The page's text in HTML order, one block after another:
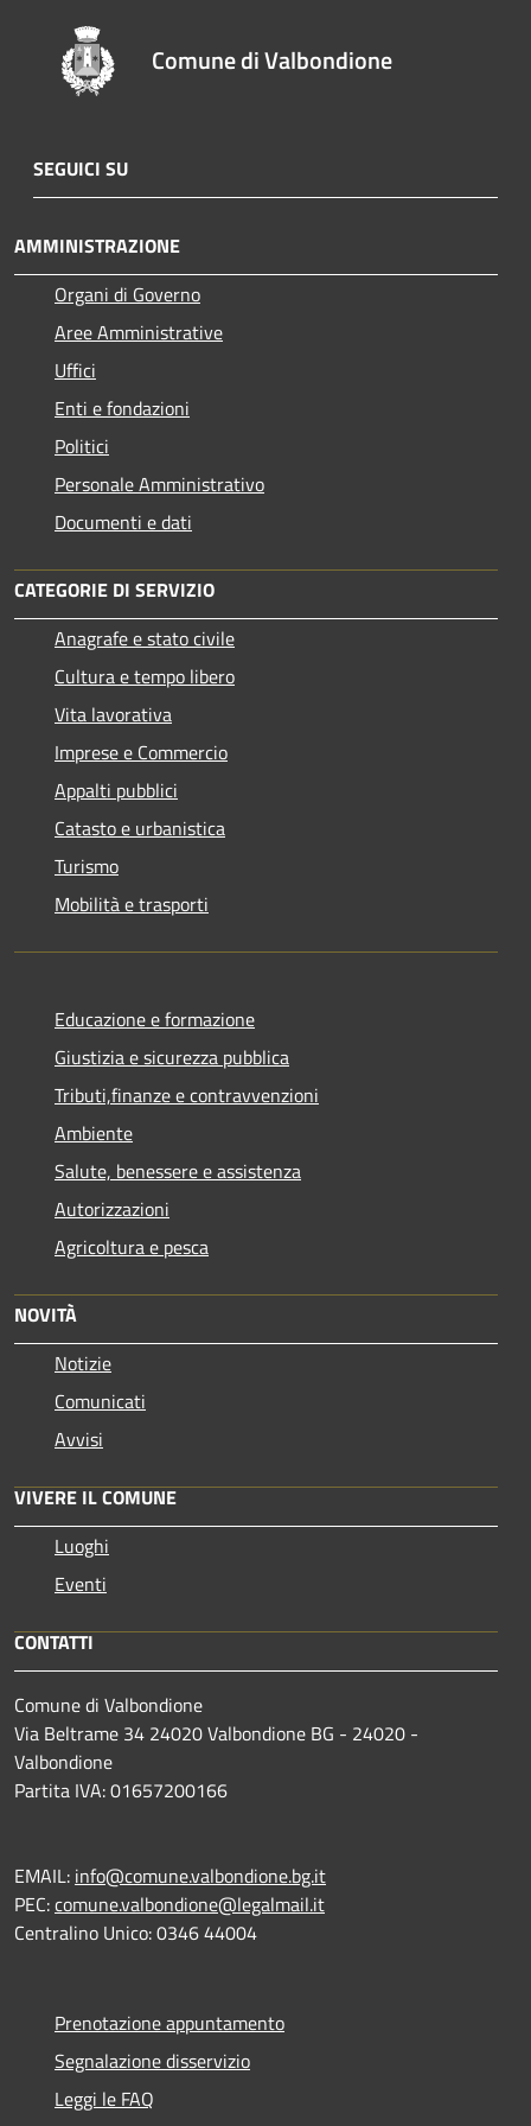
Comune di Valbondione
SEGUICI SU
AMMINISTRAZIONE
Organi di Governo
Aree Amministrative
Uffici
Enti e fondazioni
Politici
Personale Amministrativo
Documenti e dati
CATEGORIE DI SERVIZIO
Anagrafe e stato civile
Cultura e tempo libero
Vita lavorativa
Imprese e Commercio
Appalti pubblici
Catasto e urbanistica
Turismo
Mobilità e trasporti
Educazione e formazione
Giustizia e sicurezza pubblica
Tributi,finanze e contravvenzioni
Ambiente
Salute, benessere e assistenza
Autorizzazioni
Agricoltura e pesca
NOVITÀ
Notizie
Comunicati
Avvisi
VIVERE IL COMUNE
Luoghi
Eventi
CONTATTI
Comune di Valbondione
Via Beltrame 34 24020 Valbondione BG - 24020 -
Valbondione
Partita IVA: 01657200166
EMAIL: info@comune.valbondione.bg.it
PEC:comune.valbondione@legalmail.it
Centralino Unico: 0346 44004
Prenotazione appuntamento
Segnalazione disservizio
Leggi le FAQ